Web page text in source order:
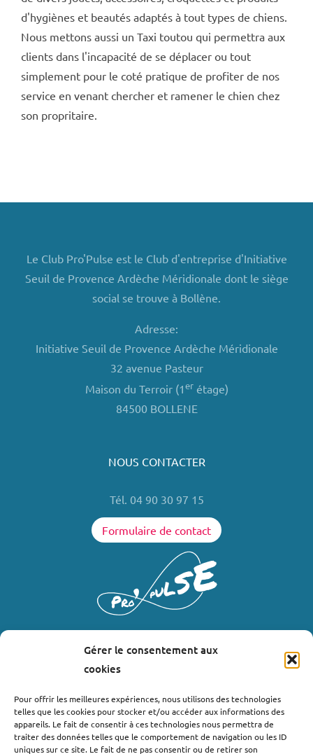
Gérer le consentement aux
cookies
Pour offrir les meilleures expériences, nous utilisons des technologies
telles que les cookies pour stocker et/ou accéder aux informations des
appareils. Le fait de consentir à ces technologies nous permettra de
traiter des données telles que le comportement de navigation ou les ID
uniques sur ce site. Le fait de ne pas consentir ou de retirer son
d'hygiènes et beautés adaptés à tout types de chiens.
Nous mettons aussi un Taxi toutou qui permettra aux
clients dans l'incapacité de se déplacer ou tout
simplement pour le coté pratique de profiter de nos
service en venant chercher et ramener le chien chez
son propritaire.
Le Club Pro'Pulse est le Club d'entreprise d'Initiative
Seuil de Provence Ardèche Méridionale dont le siège
social se trouve à Bollène.
Adresse:
Initiative Seuil de Provence Ardèche Méridionale
32 avenue Pasteur
Maison du Terroir (1erétage)
84500 BOLLENE
NOUS CONTACTER
Tél. 04 90 30 97 15
Formulaire de contact
Où nous trouver ?
Bollène
Nyons